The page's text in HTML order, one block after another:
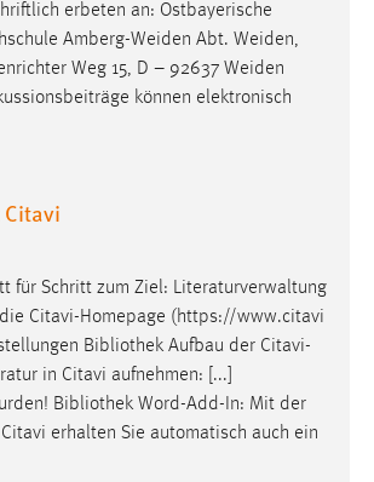
erbeten an: Ostbayerische
Amberg-Weiden Abt. Weiden,
Weg 15, D – 92637 Weiden
können elektronisch
für Schritt zum Ziel: Literaturverwaltung
Citavi-Homepage (https://www.citavi
Bibliothek Aufbau der Citavi-
in Citavi aufnehmen: [...]
Bibliothek Word-Add-In: Mit der
erhalten Sie automatisch auch ein